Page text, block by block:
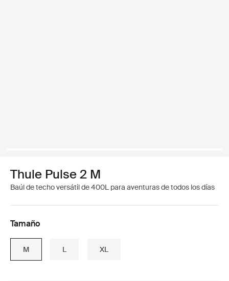
Thule Pulse 2 M
Baúl de techo versátil de 400L para aventuras de todos los días
Tamaño
M L XL